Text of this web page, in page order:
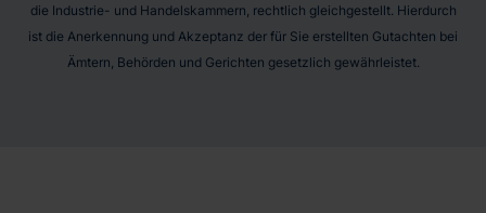
die Industrie- und Handelskammern, rechtlich gleichgestellt. Hierdurch
ist die Anerkennung und Akzeptanz der für Sie erstellten Gutachten bei
Ämtern, Behörden und Gerichten gesetzlich gewährleistet.